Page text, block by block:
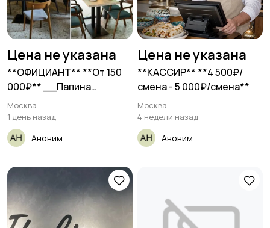
Цена не указана
**ОФИЦИАНТ** **От 150
000₽** __Папина
паста__
Москва
1 день назад
Аноним
Цена не указана
**КАССИР** **4 500₽/
смена - 5 000₽/смена**
Москва
4 недели назад
Аноним